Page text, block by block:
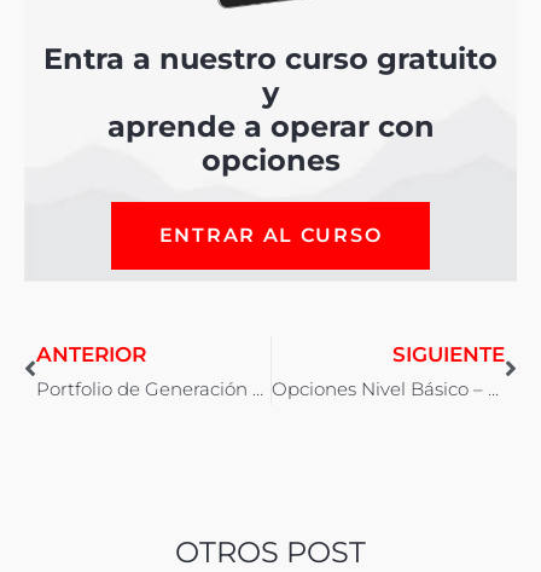
Entra a nuestro curso gratuito
y
aprende a operar con
opciones
ENTRAR AL CURSO
ANTERIOR
Portfolio de Generación de Ingresos con Opciones
SIGUIENTE
Opciones Nivel Básico – Lo Mejor del 2016
OTROS POST